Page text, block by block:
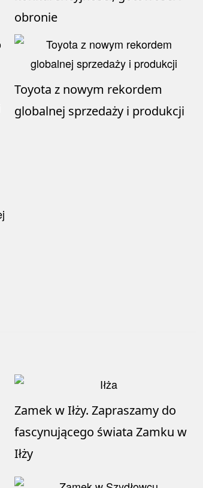
obronie
Toyota z nowym rekordem
globalnej sprzedaży i produkcji
Zamek w Iłży. Zapraszamy do
fascynującego świata Zamku w
Iłży